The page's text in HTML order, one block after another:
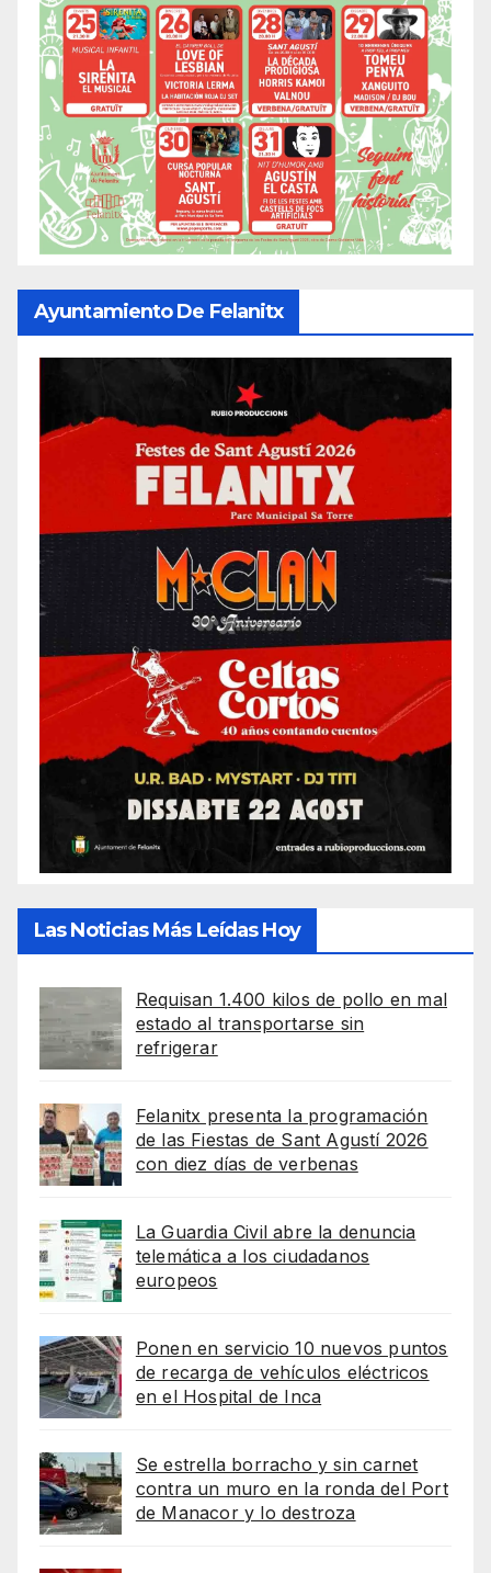
Ayuntamiento De Felanitx
Las Noticias Más Leídas Hoy
Requisan 1.400 kilos de pollo en mal
estado al transportarse sin
refrigerar
Felanitx presenta la programación
de las Fiestas de Sant Agustí 2026
con diez días de verbenas
La Guardia Civil abre la denuncia
telemática a los ciudadanos
europeos
Ponen en servicio 10 nuevos puntos
de recarga de vehículos eléctricos
en el Hospital de Inca
Se estrella borracho y sin carnet
contra un muro en la ronda del Port
de Manacor y lo destroza